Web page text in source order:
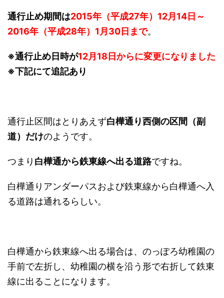
通行止め期間は2015年（平成27年）12月14日～
2016年（平成28年）1月30日まで。
※通行止め日時が12月18日からに変更になりました
※下記にて追記あり
通行止区間はとりあえず白樺通り西側の区間（副
道）だけのようです。
つまり 白樺通から鉄東線へ出る道路ですね。
白樺通りアンダーパスおよび鉄東線から白樺通へ入
る道路は通れるらしい。
白樺通から鉄東線へ出る場合は、のっぽろ幼稚園の
手前で左折し、幼稚園の横を沿う形で右折して鉄東
線に出ることになります。